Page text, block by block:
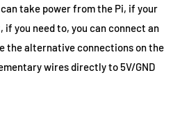
take power from the Pi, if your
if you need to, you can connect an
the alternative connections on the
wires directly to 5V/GND